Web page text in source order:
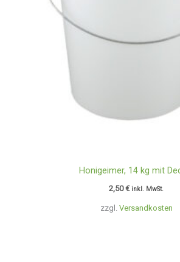
zzgl. Versandkosten
Honigeimer, 14 kg mit
2,50€ inkl. MwSt.